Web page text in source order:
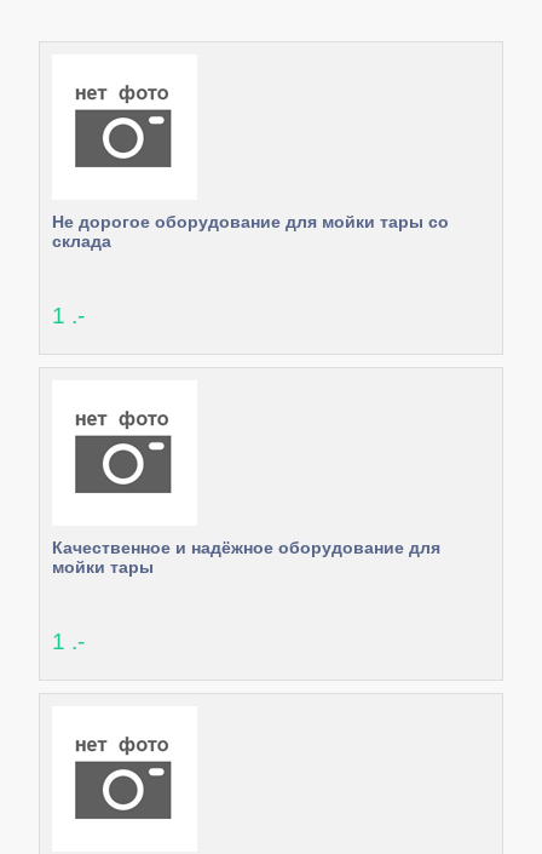
Не дорогое оборудование для мойки тары со
склада
1 .-
Качественное и надёжное оборудование для
мойки тары
1 .-